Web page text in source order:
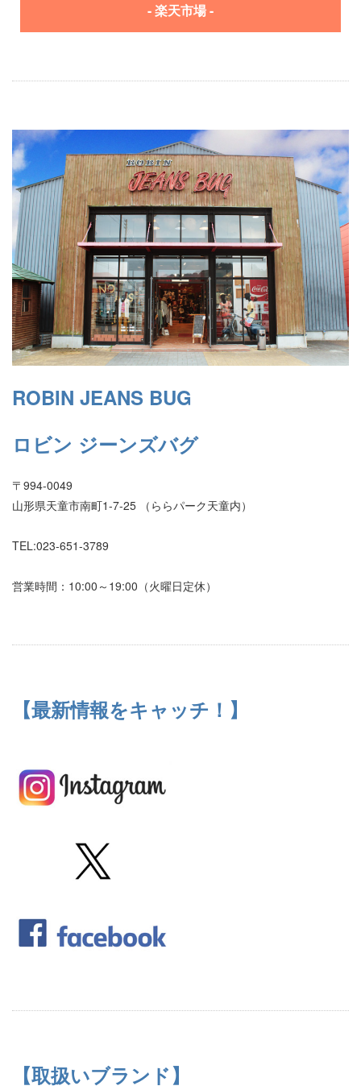
- 楽天市場 -
ROBIN JEANS BUG
ロビン ジーンズバグ
〒994-0049
山形県天童市南町1-7-25 （ららパーク天童内）
TEL:023-651-3789
営業時間：10:00～19:00（火曜日定休）
【最新情報をキャッチ！】
【取扱いブランド】